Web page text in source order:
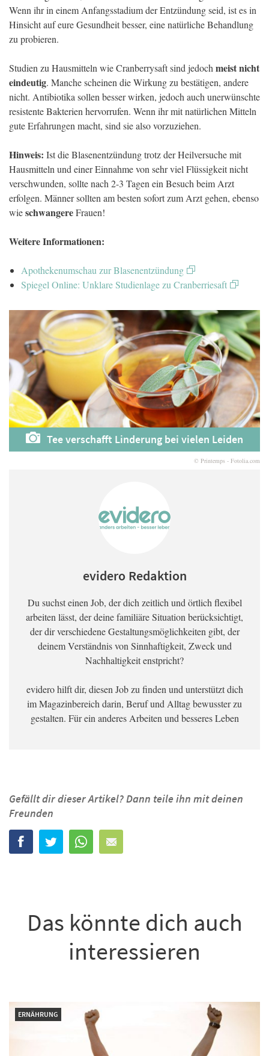
Wenn ihr in einem Anfangsstadium der Entzündung seid, ist es in
Hinsicht auf eure Gesundheit besser, eine natürliche Behandlung
zu probieren.
Studien zu Hausmitteln wie Cranberrysaft sind jedoch meist nicht
eindeutig. Manche scheinen die Wirkung zu bestätigen, andere
nicht. Antibiotika sollen besser wirken, jedoch auch unerwünschte
resistente Bakterien hervorrufen. Wenn ihr mit natürlichen Mitteln
gute Erfahrungen macht, sind sie also vorzuziehen.
Hinweis: Ist die Blasenentzündung trotz der Heilversuche mit
Hausmitteln und einer Einnahme von sehr viel Flüssigkeit nicht
verschwunden, sollte nach 2-3 Tagen ein Besuch beim Arzt
erfolgen. Männer sollten am besten sofort zum Arzt gehen, ebenso
wieschwangereFrauen!
Weitere Informationen:
Apothekenumschau zur Blasenentzündung
Spiegel Online: Unklare Studienlage zu Cranberriesaft
© Printemps - Fotolia.com
Tee verschafft Linderung bei vielen Leiden
evidero Redaktion
Du suchst einen Job, der dich zeitlich und örtlich flexibel
arbeiten lässt, der deine familiäre Situation berücksichtigt,
der dir verschiedene Gestaltungsmöglichkeiten gibt, der
deinem Verständnis von Sinnhaftigkeit, Zweck und
Nachhaltigkeit enstpricht?
evidero hilft dir, diesen Job zu finden und unterstützt dich
im Magazinbereich darin, Beruf und Alltag bewusster zu
gestalten. Für ein anderes Arbeiten und besseres Leben
Gefällt dir dieser Artikel? Dann teile ihn mit deinen
Freunden
Das könnte dich auch
interessieren
ERNÄHRUNG